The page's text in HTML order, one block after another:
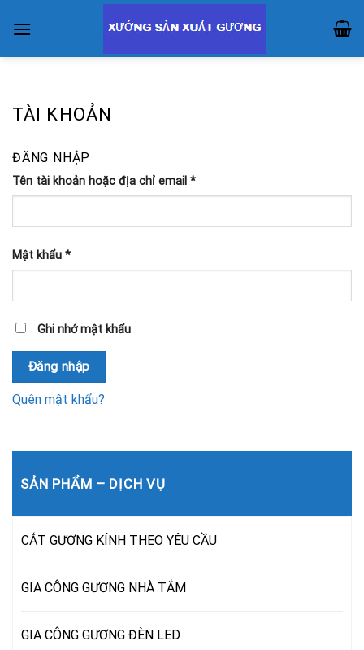
TÀI KHOẢN
ĐĂNG NHẬP
Tên tài khoản hoặc địa chỉ email *
Mật khẩu *
Ghi nhớ mật khẩu
Đăng nhập
Quên mật khẩu?
SẢN PHẨM – DỊCH VỤ
CẮT GƯƠNG KÍNH THEO YÊU CẦU
GIA CÔNG GƯƠNG NHÀ TẮM
GIA CÔNG GƯƠNG ĐÈN LED